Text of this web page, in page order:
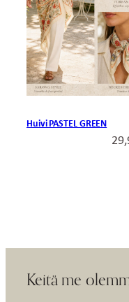
Huivi PASTEL GREEN
Keitä me